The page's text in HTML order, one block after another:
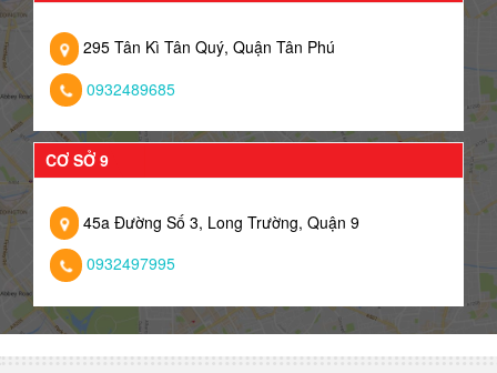
295 Tân Kì Tân Quý, Quận Tân Phú
0932489685
CƠ SỞ 9
45a Đường Số 3, Long Trường, Quận 9
0932497995